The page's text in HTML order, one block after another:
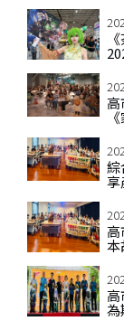
高
綜
享
高
本
高
為